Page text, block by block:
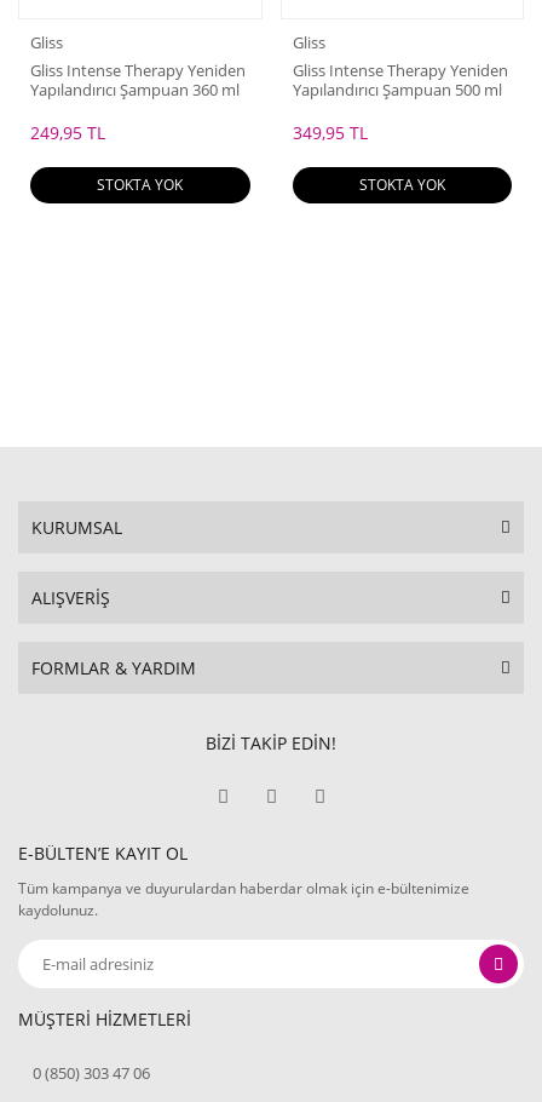
Gliss
Gliss Intense Therapy Yeniden
Yapılandırıcı Şampuan 360 ml
249,95 TL
STOKTA YOK
Gliss
Gliss Intense Therapy Yeniden
Yapılandırıcı Şampuan 500 ml
349,95 TL
STOKTA YOK
KURUMSAL
ALIŞVERİŞ
FORMLAR & YARDIM
BİZİ TAKİP EDİN!
E-BÜLTEN’E KAYIT OL
Tüm kampanya ve duyurulardan haberdar olmak için e-bültenimize
kaydolunuz.
MÜŞTERİ HİZMETLERİ
0 (850) 303 47 06